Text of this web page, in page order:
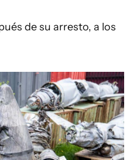
de su arresto, a los